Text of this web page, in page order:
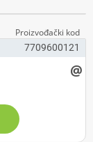
7709600121
@